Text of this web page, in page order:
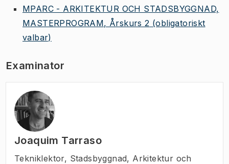
MPARC - ARKITEKTUR OCH STADSBYGGNAD,
MASTERPROGRAM, Årskurs 2 (obligatoriskt
valbar)
Examinator
Joaquim Tarraso
Tekniklektor, Stadsbyggnad, Arkitektur och